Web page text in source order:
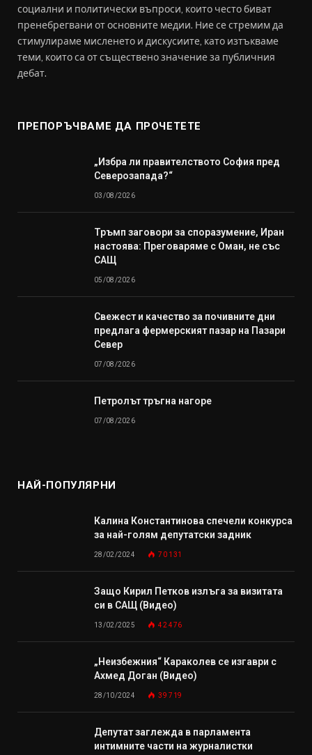
социални и политически въпроси, които често биват
пренебрегвани от основните медии. Ние се стремим да
стимулираме мисленето и дискусиите, като изтъкваме
теми, които са от съществено значение за публичния
дебат.
ПРЕПОРЪЧВАМЕ ДА ПРОЧЕТЕТЕ
„Избра ли правителството София пред
Северозапада?“
03/08/2026
Тръмп заговори за споразумение, Иран
настоява: Преговаряме с Оман, не със
САЩ
05/08/2026
Свежест и качество за почивните дни
предлага фермерският пазар на Пазари
Север
07/08/2026
Петролът тръгна нагоре
07/08/2026
НАЙ-ПОПУЛЯРНИ
Калина Константинова спечели конкурса
за най-голям депутатски задник
28/02/2024 70 131
Защо Кирил Петков излъга за визитата
си в САЩ (Видео)
13/02/2025 42 476
„Неизбежния“ Караколев се изгаври с
Ахмед Доган (Видео)
28/10/2024 39 719
Депутат заглежда в парламента
интимните части на журналистки